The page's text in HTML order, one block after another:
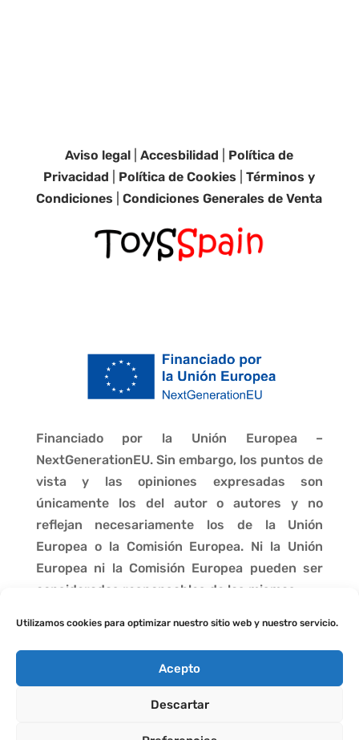
Utilizamos cookies para optimizar nuestro sitio web y nuestro servicio.
Acepto
Descartar
Aviso legal |Accesbilidad
Política de
Privacidad
Política de Cookies |Términos y
Condiciones |Condiciones Generales de Venta
Financiado por la Unión Europea –
NextGenerationEU. Sin embargo, los puntos de
vista y las opiniones expresadas son
únicamente los del autor o autores y no
reflejan necesariamente los de la Unión
Europea o la Comisión Europea. Ni la Unión
Europea ni la Comisión Europea pueden ser
consideradas responsables de las mismas.